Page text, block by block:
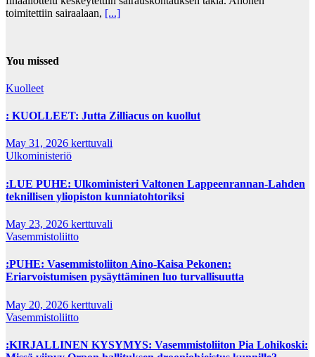
toimitettiin sairaalaan, [...]
You missed
Kuolleet
: KUOLLEET: Jutta Zilliacus on kuollut
May 31, 2026 kerttuvali
Ulkoministeriö
:LUE PUHE: Ulkoministeri Valtonen Lappeenrannan-Lahden
teknillisen yliopiston kunniatohtoriksi
May 23, 2026 kerttuvali
Vasemmistoliitto
:PUHE: Vasemmistoliiton Aino-Kaisa Pekonen:
Eriarvoistumisen pysäyttäminen luo turvallisuutta
May 20, 2026 kerttuvali
Vasemmistoliitto
:KIRJALLINEN KYSYMYS: Vasemmistoliiton Pia Lohikoski: